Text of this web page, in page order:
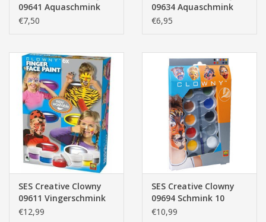
09641 Aquaschmink
4+3 Kleurenset
€7,50
09634 Aquaschmink
met Glitter
€6,95
SES Creative Clowny
09611 Vingerschmink
€12,99
SES Creative Clowny
09694 Schmink 10
kleuren
€10,99